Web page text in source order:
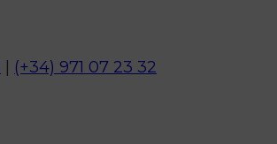
(+34) 971 07 23 32